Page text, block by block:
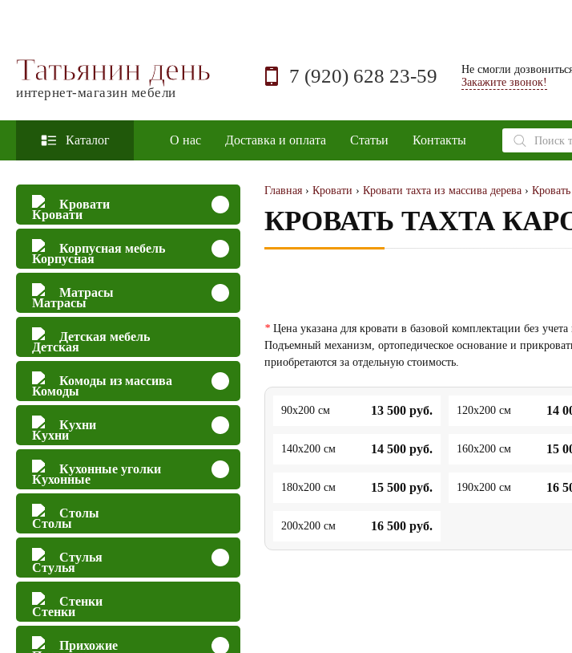
Татьянин день
интернет-магазин мебели
7 (920) 628 23-59
Не смогли
Закажите звонок!
Каталог О нас Доставка и оплата Статьи Контакты
Поиск
товаров
Кровати
Корпусная мебель
Матрасы
Детская мебель
Комоды из массива
Кухни
Кухонные уголки
Столы
Стулья
Стенки
Прихожие
Главная › Кровати › Кровати тахта из массива дерева ›
КРОВАТЬ ТАХТА
* Цена указана для кровати в базовой комплектации без учета
Подъемный механизм, ортопедическое основание и
приобретаются за отдельную стоимость.
90x200 см 13 500 руб. 120x200 см 14
140x200 см 14 500 руб. 160x200 см 15
180x200 см 15 500 руб. 190x200 см 16
200x200 см 16 500 руб.